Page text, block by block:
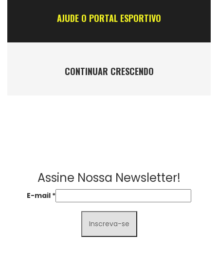
AJUDE O PORTAL ESPORTIVO
CONTINUAR CRESCENDO
Assine Nossa Newsletter!
E-mail *